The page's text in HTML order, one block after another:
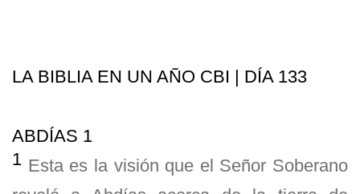
LA BIBLIA EN UN AÑO CBI | DÍA 133
ABDÍAS 1
1 Esta es la visión que el Señor Soberano